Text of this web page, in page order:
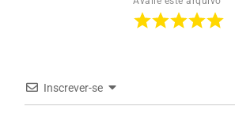
Inscrever-se